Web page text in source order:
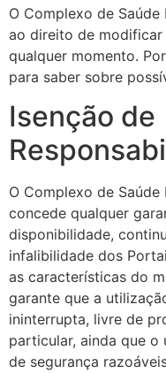
O Complexo de
ao direito de modificar
qualquer momento.
para saber sobre
Isenção de
O Complexo de
concede qualquer
disponibilidade,
infalibilidade dos
as características do
garante que a
ininterrupta, livre de
particular, ainda que o
de segurança